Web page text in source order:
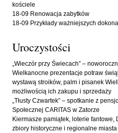
kościele
18-09 Renowacja zabytków
18-09 Przykłady ważniejszych
Uroczystości
„Wieczór przy Świecach” –
Wielkanocne prezentacje potraw
wystawą stroików, palm i pisanek
możliwością ich zakupu i sprzedaży
„Tłusty Czwartek” – spotkanie z
Społecznej CARITAS w Zatorze
Kiermasze pamiątek, loterie fantowe,
zbiory historyczne i regionalne